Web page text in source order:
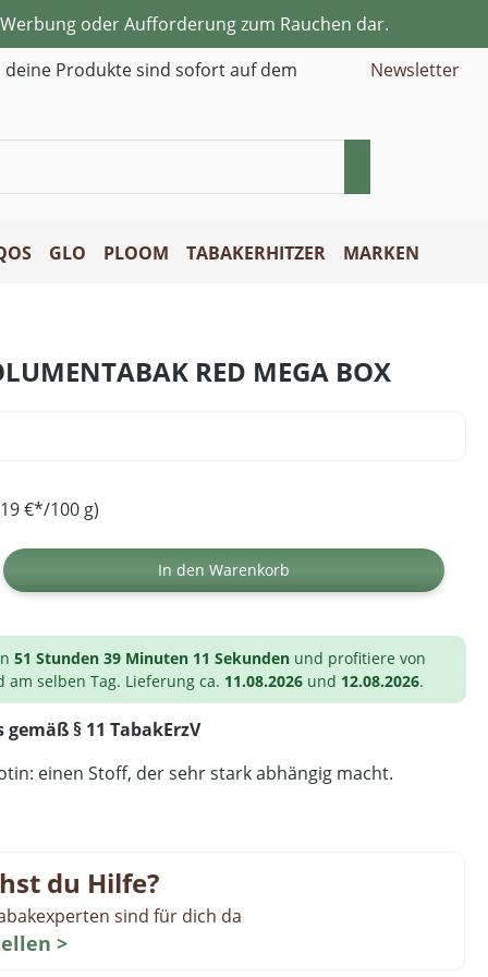
oder Aufforderung zum Rauchen dar.
deine Produkte sind sofort auf dem
Newsletter
GLO PLOOM TABAKERHITZER MARKEN
RED MEGA BOX
€*/100 g)
den gewünschten Wert ein oder
In den Warenkorb
51 Stunden 39 Minuten 10 Sekunden und profitiere von
am selben Tag. Lieferung ca. 11.08.2026 und 12.08.2026.
§ 11 TabakErzV
einen Stoff, der sehr stark abhängig macht.
du Hilfe?
sind für dich da
>